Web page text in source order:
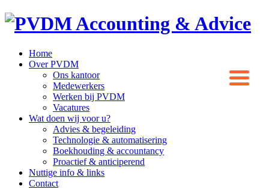
Home
Over PVDM
Ons kantoor
Medewerkers
Werken bij PVDM
Vacatures
Wat doen wij voor u?
Advies & begeleiding
Technologie & automatisering
Boekhouding & accountancy
Proactief & anticiperend
Nuttige info & links
Contact